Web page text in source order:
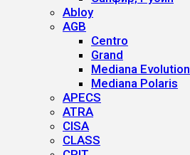
Abloy
AGB
Centro
Grand
Mediana Evolution
Mediana Polaris
APECS
ATRA
CISA
CLASS